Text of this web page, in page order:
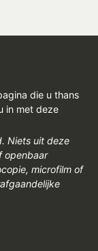
die u thans
in met deze
Niets uit deze
openbaar
microfilm of